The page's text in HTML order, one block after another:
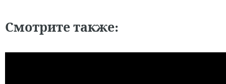
Смотрите также: